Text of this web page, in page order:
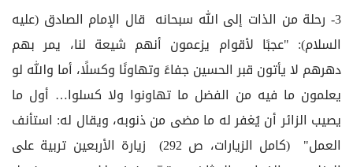
3- رحلة من الذات إلى الله سبحانه قال الإمام الصادق (عليه
السلام): "عجبًا لأقوام يزعمون أنهم شيعة لنا، يمر بهم
دهرهم لا يأتون قبر الحسين جفاءً وتهاونًا وكسلًا، أما والله لو
يعلمون ما فيه من الفضل ما تهاونوا ولا كسلوا… أول ما
يصيب الزائر أن يُغفر له ما مضى من ذنوبه، ويقال له: استأنف
العمل" (كامل الزيارات، ص 292) زيارة الأربعين تربية على